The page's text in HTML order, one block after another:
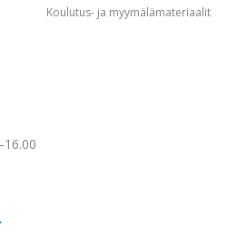
Koulutus- ja myymälämateriaalit